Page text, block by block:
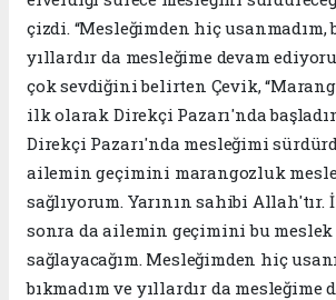
çizdi. “Mesleğimden hiç usanmadım,
yıllardır da mesleğime devam
çok sevdiğini belirten Çevik,
ilk olarak Direkçi Pazarı'nda
Direkçi Pazarı'nda mesleğimi
ailemin geçimini marangozluk
sağlıyorum. Yarının sahibi
sonra da ailemin geçimini bu
sağlayacağım. Mesleğimden hiç
bıkmadım ve yıllardır da mesleğime